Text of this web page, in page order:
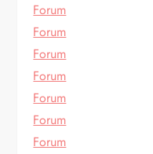
Forum
Forum
Forum
Forum
Forum
Forum
Forum